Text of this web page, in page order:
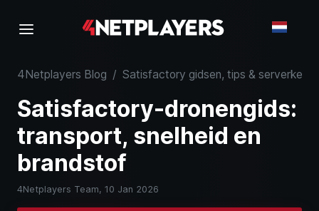
4Netplayers Blog / Satisfactory gidsen, tips &
Satisfactory-dronengids:
transport, snelheid en
brandstof
4Netplayers Team, 10 Jan 2026